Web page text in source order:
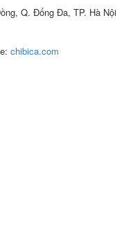
Q. Đống Đa, TP. Hà Nội
chibica.com